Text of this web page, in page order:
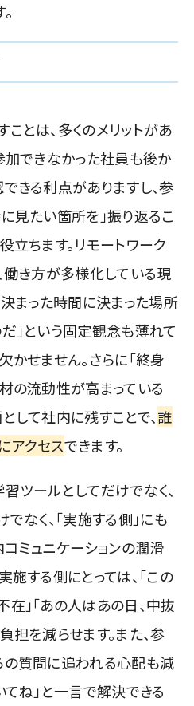
とは、多くのメリットがあ
加できなかった社員も後か
きる利点がありますし、参
見たい箇所を」振り返るこ
立ちます。リモートワーク
働き方が多様化している現
決まった時間に決まった場所
」という固定観念も薄れて
かせません。さらに「終身
の流動性が高まっている
して社内に残すことで、誰
アクセスできます。
ツールとしてだけでなく、
なく、「実施する側」にも
コミュニケーションの潤滑
施する側にとっては、「この
」「あの人はあの日、中抜
担を減らせます。また、参
の質問に追われる心配も減
てね」と一言で解決できる